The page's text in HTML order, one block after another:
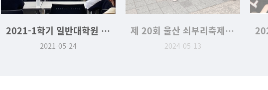
2021-1학기 일반대학원 석사학위청구논문 발표
2021-05-24
제 20회 울산 쇠부리축제 역사문화학과 부스 '나만의 수호신 슈링클 만들기'
2024-05-13